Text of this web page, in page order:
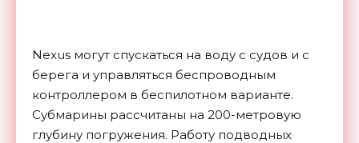
Nexus могут спускаться на воду с судов и с
берега и управляться беспроводным
контроллером в беспилотном варианте.
Субмарины рассчитаны на 200-метровую
глубину погружения. Работу подводных